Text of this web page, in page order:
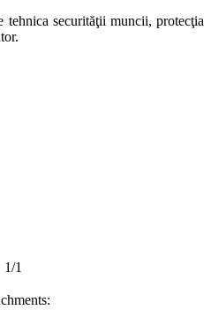
securităţii muncii, protecţia
1/1